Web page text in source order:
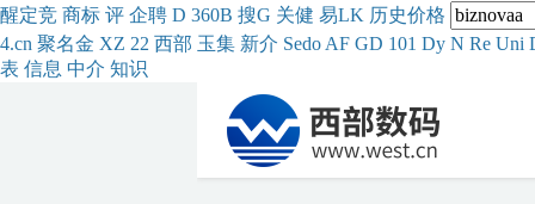
醒定竞 商标 评 企聘 D 360B 搜G 关健 易LK 历史价格
4.cn 聚名金 XZ 22 西部 玉集 新介 Sedo AF GD 101 Dy N Re Uni
表 信息 中介 知识